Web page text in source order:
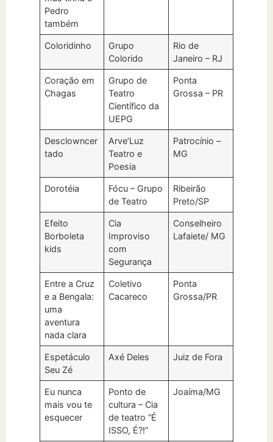
Pedro
também
Coloridinho
Grupo
Colorido
Rio de
Janeiro – RJ
Coração em
Chagas
Grupo de
Teatro
Científico da
UEPG
Ponta
Grossa – PR
Desclowncer
tado
Arve’Luz
Teatro e
Poesia
Patrocínio –
MG
Dorotéia
Fócu – Grupo
de Teatro
Ribeirão
Preto/SP
Efeito
Borboleta
kids
Cia
Improviso
com
Segurança
Conselheiro
Lafaiete/ MG
Entre a Cruz
e a Bengala:
uma
aventura
nada clara
Coletivo
Cacareco
Ponta
Grossa/PR
Espetáculo
Seu Zé
Axé Deles Juiz de Fora
Eu nunca
mais vou te
esquecer
Ponto de
cultura – Cia
de teatro “É
ISSO, É?!”
Joaíma/MG